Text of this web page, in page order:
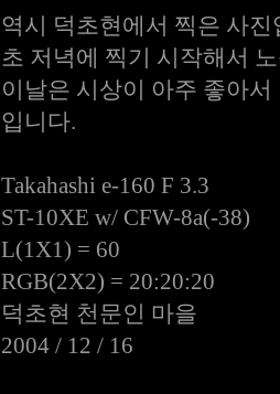
역시 덕초현에서 찍은 사진
초 저녁에 찍기 시작해서
이날은 시상이 아주 좋아
입니다.
Takahashi e-160 F 3.3
ST-10XE w/ CFW-8a(-38)
L(1X1) = 60
RGB(2X2) = 20:20:20
덕초현 천문인 마을
2004 / 12 / 16